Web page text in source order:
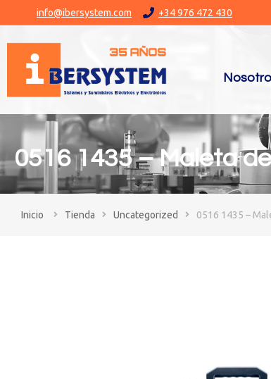
info@ibersystem.com +34 976 472 430
0516 1435 – Maleta
You are here:
Tienda Uncategorized 0516 1435 –